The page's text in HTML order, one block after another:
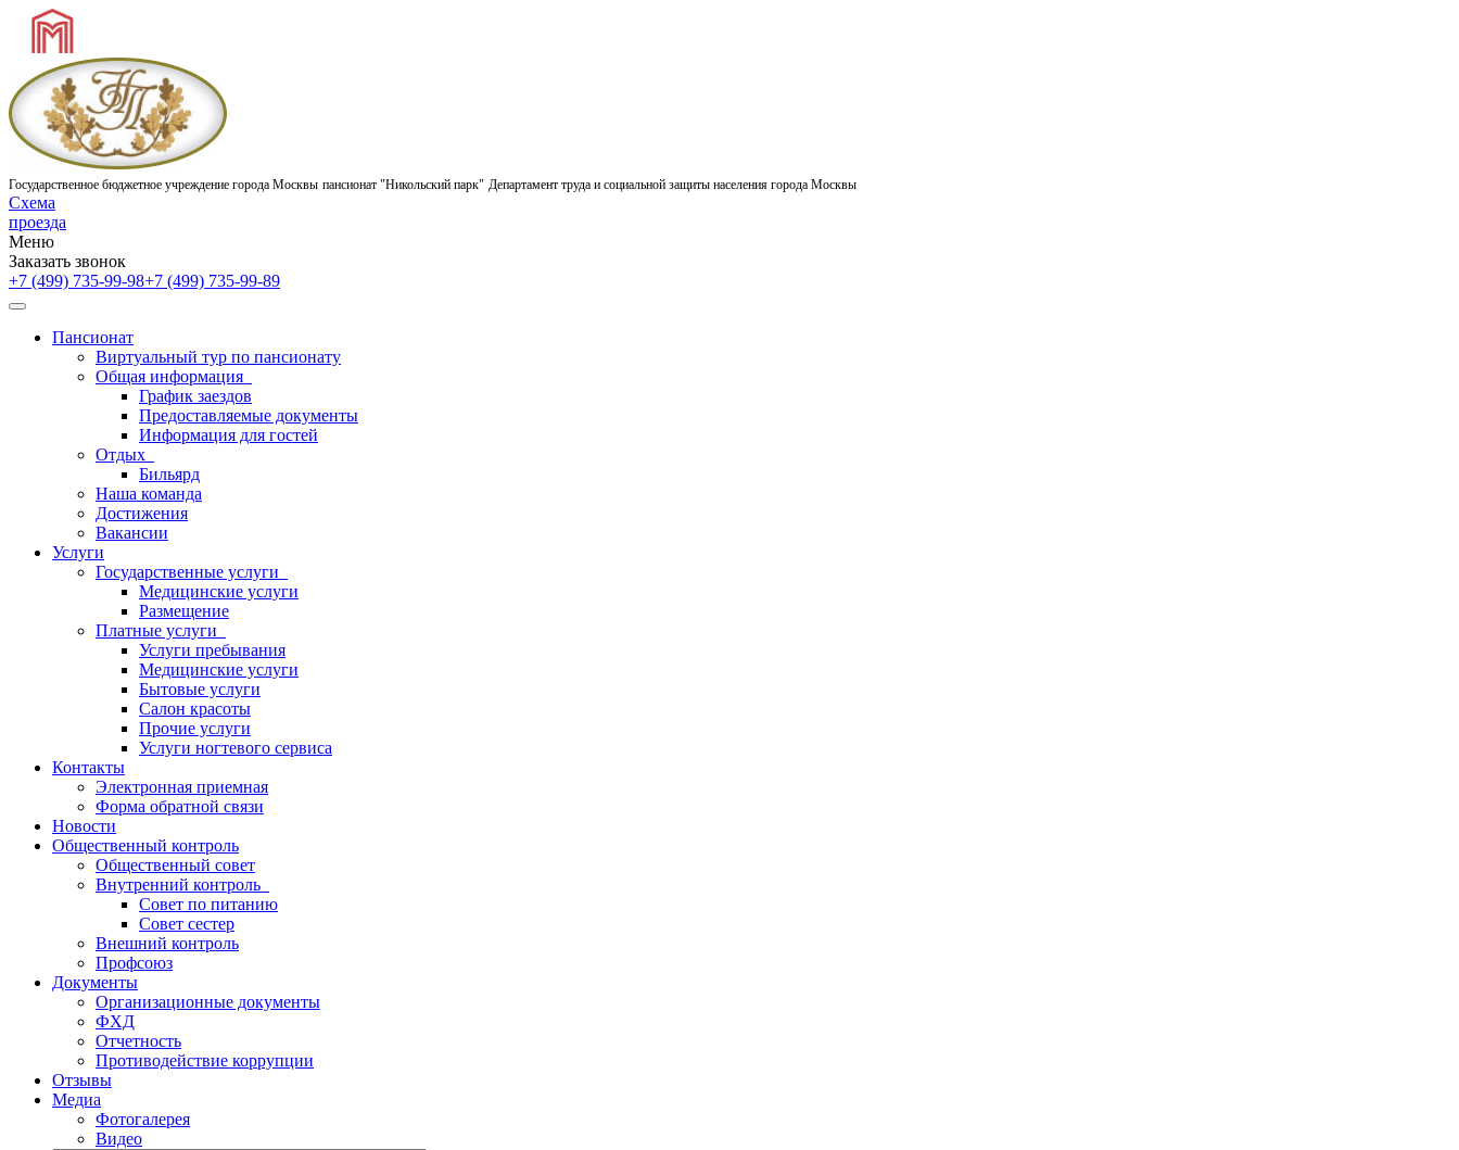
Государственное бюджетное учреждение города Москвы пансионат "Никольский парк" Департамент труда и социальной защиты населения города Москвы
Схема
проезда
Меню
Заказать звонок
+7 (499) 735-99-98+7 (499) 735-99-89
Пансионат
Виртуальный тур по пансионату
Общая информация
График заездов
Предоставляемые документы
Информация для гостей
Отдых
Бильярд
Наша команда
Достижения
Вакансии
Услуги
Государственные услуги
Медицинские услуги
Размещение
Платные услуги
Услуги пребывания
Медицинские услуги
Бытовые услуги
Салон красоты
Прочие услуги
Услуги ногтевого сервиса
Контакты
Электронная приемная
Форма обратной связи
Новости
Общественный контроль
Общественный совет
Внутренний контроль
Совет по питанию
Совет сестер
Внешний контроль
Профсоюз
Документы
Организационные документы
ФХД
Отчетность
Противодействие коррупции
Отзывы
Медиа
Фотогалерея
Видео